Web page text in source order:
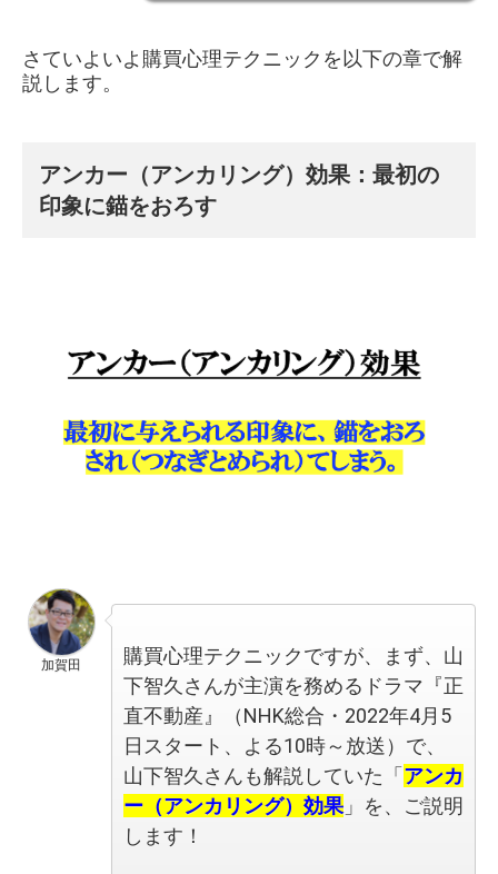
さていよいよ購買心理テクニックを以下の章で解
説します。
アンカー（アンカリング）効果：最初の
印象に錨をおろす
加賀田
購買心理テクニックですが、まず、山
下智久さんが主演を務めるドラマ『正
直不動産』（NHK総合・2022年4月5
日スタート、よる10時～放送）で、
山下智久さんも解説していた「 アンカ
ー（アンカリング）効果 」を、ご説明
します！